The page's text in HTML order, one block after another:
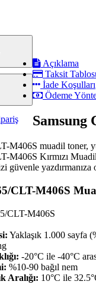
Açıklama
Taksit
İade Koşulları
Ödeme
Samsung
M406S muadil toner,
M406S Kırmızı
güvenle yazdırmanıza
CLT-M406S
CLT-M406S
Yaklaşık 1.000 sayfa
-20°C ile -40°C
%10-90 bağıl nem
Aralığı: 10°C ile